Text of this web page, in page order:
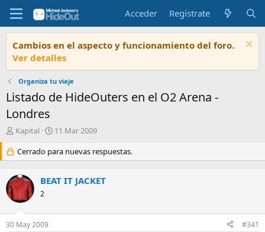
Acceder Regístrate
Cambios en el aspecto y funcionamiento del foro.
Ver detalles
Organiza tu viaje
Listado de HideOuters en el O2 Arena -
Londres
I
c
i
a
d
o
r
d
Kapital
F
c
h
d
n
11 Mar 2009
Cerrado para nuevas respuestas.
BEAT IT JACKET
2
30 May 2009 #341